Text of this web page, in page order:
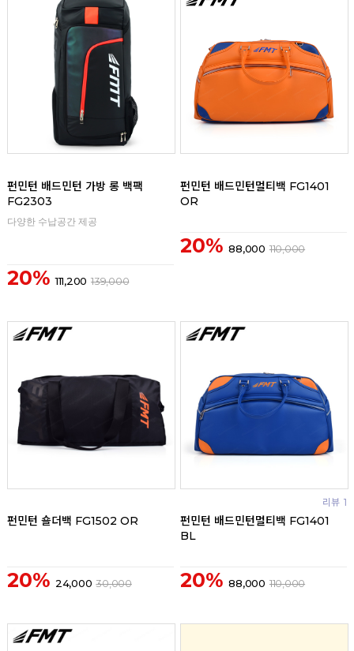
펀민턴 배드민턴 가방 롱 백팩
FG2303
다양한 수납공간 제공
20% 111,200 139,000
펀민턴 배드민턴멀티백 FG1401
OR
20% 88,000 110,000
펀민턴 숄더백 FG1502 OR
20% 24,000 30,000
리뷰 1
펀민턴 배드민턴멀티백 FG1401
BL
20% 88,000 110,000